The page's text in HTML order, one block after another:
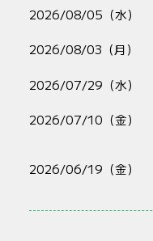
2026/08/05（水）
2026/08/03（月）
2026/07/29（水）
2026/07/10（金）
2026/06/19（金）